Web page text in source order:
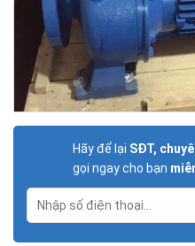
Hãy để lại SĐT,
gọi ngay cho bạn